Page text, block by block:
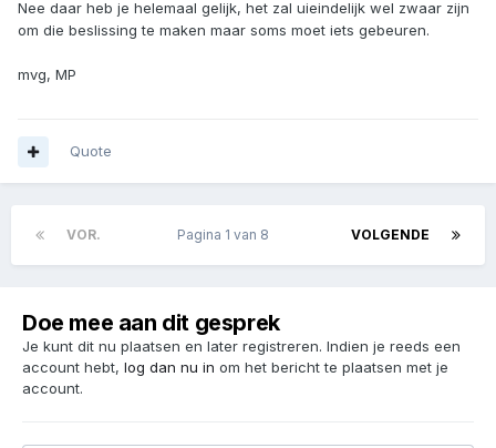
Nee daar heb je helemaal gelijk, het zal uieindelijk wel zwaar zijn
om die beslissing te maken maar soms moet iets gebeuren.
mvg, MP
Quote
VOR. VOLGENDE
Pagina 1 van 8
Doe mee aan dit gesprek
Je kunt dit nu plaatsen en later registreren. Indien je reeds een
account hebt, log dan nu in om het bericht te plaatsen met je
account.